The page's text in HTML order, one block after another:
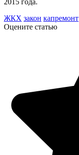
ЖКХ закон капремонт
Оцените статью